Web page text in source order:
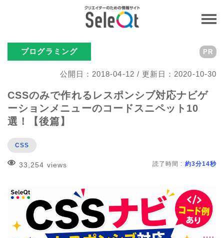
プログラミング
公開日：2018-04-12 / 更新日：2020-10-30
PR
CSSのみで作れるレスポンシブ対応ナビゲ
ーションメニューのコードスニペット10
選！【後篇】
CSS
33,254 views 読了時間 : 約3分14秒